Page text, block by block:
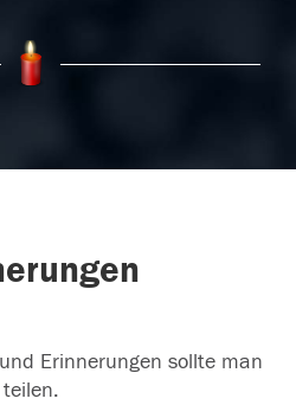
Erinnerungen sollte man
teilen.